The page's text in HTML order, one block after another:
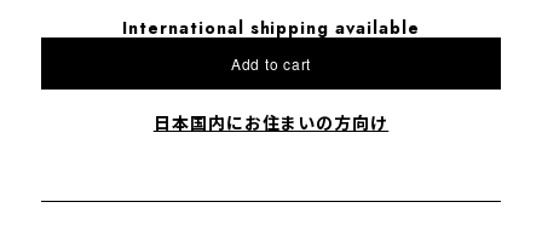
International shipping available
Add to cart
日本国内にお住まいの方向け